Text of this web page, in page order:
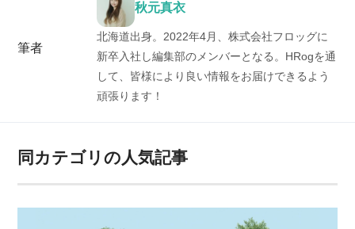
筆者
秋元真衣
北海道出身。2022年4月、株式会社フロッグに
新卒入社し編集部のメンバーとなる。HRogを通
して、皆様により良い情報をお届けできるよう
頑張ります！
同カテゴリの人気記事